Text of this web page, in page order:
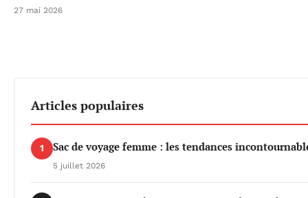
27 mai 2026
Articles populaires
1 Sac de voyage femme : les tendances
5 juillet 2026